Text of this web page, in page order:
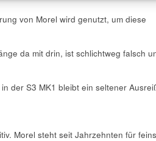
von Morel wird genutzt, um diese
da mit drin, ist schlichtweg falsch
der S3 MK1 bleibt ein seltener
Morel steht seit Jahrzehnten für